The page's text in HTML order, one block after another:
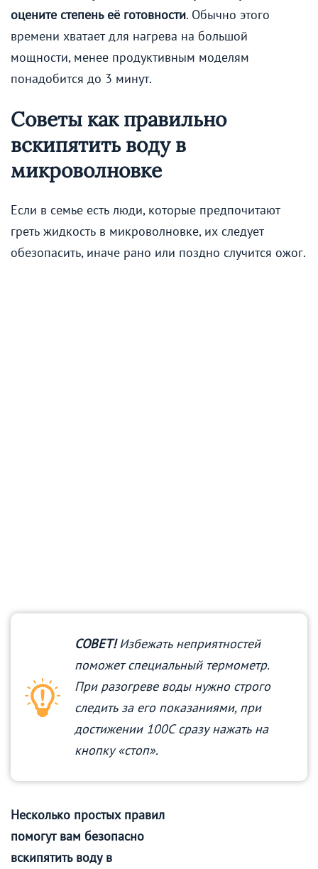
оцените степень её готовности. Обычно этого
времени хватает для нагрева на большой
мощности, менее продуктивным моделям
понадобится до 3 минут.
Советы как правильно
вскипятить воду в
микроволновке
Если в семье есть люди, которые предпочитают
греть жидкость в микроволновке, их следует
обезопасить, иначе рано или поздно случится ожог.
СОВЕТ!Избежать неприятностей
поможет специальный термометр.
При разогреве воды нужно строго
следить за его показаниями, при
достижении 100С сразу нажать на
кнопку «стоп».
Несколько простых правил
помогут вам безопасно
вскипятить воду в